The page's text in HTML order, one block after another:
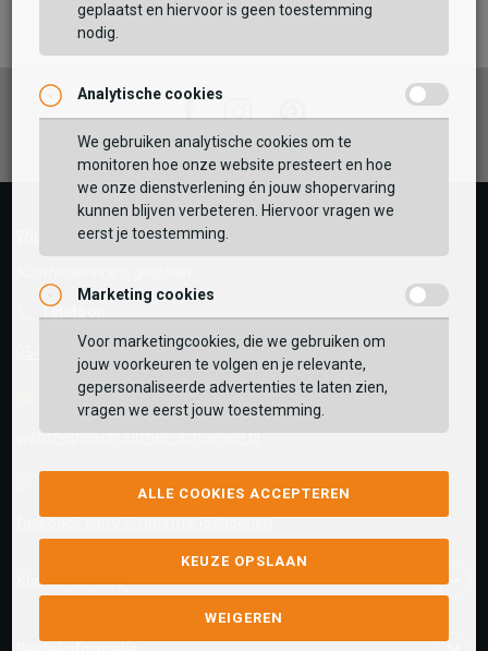
TOEVOEGEN AAN WINKELTAS
GEBRUIK MIJN LOCATIE
Zoek op postcode of gebruik jouw locatie om de
voorraad in een van onze winkels te bekijken.
BEKIJK WINKELTAS
VERDER WINKELEN
Vaak samen gekocht met
Wij helpen je graag!
Telefoon
0545-280081
E-mail Antwoord binnen 24 uur
webshop@schuurman-schoenen.nl
facebook.com/SchuurmanSchoenen
Klantenservice
geplaatst en hiervoor is geen toestemming
nodig.
Analytische cookies
We gebruiken analytische cookies om te
monitoren hoe onze website presteert en hoe
we onze dienstverlening én jouw shopervaring
kunnen blijven verbeteren. Hiervoor vragen we
eerst je toestemming.
Marketing cookies
Voor marketingcookies, die we gebruiken om
jouw voorkeuren te volgen en je relevante,
gepersonaliseerde advertenties te laten zien,
vragen we eerst jouw toestemming.
ALLE COOKIES ACCEPTEREN
KEUZE OPSLAAN
WEIGEREN